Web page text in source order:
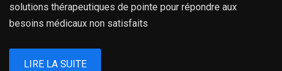
solutions thérapeutiques de pointe pour répondre aux
besoins médicaux non satisfaits
LIRE LA SUITE